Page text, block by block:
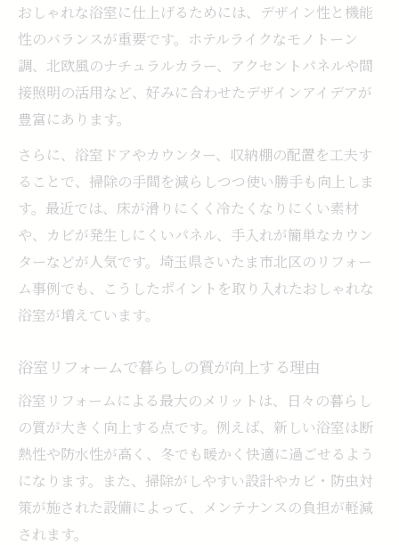
浴室リフォームでリラックスできる工夫が
満載
浴室リフォームで生活感を抑えるデザイン
術
浴室リフォームで快適な入浴時間を手に入
れる
TOTOとLIXILの違いがわかる浴室比較ポイン
ト
浴室リフォームで重視したいメーカー比較
の視点
浴室リフォーム選びで迷うTOTOとLIXILの
浴室リフォームで見るべき機能性と価格の
比較
浴室リフォームで注目したい掃除のしやす
さ比較
バリアフリーも叶う最新浴室リフォームの魅力
おしゃれな浴室に仕上げるためには、デザイン性と機能
性のバランスが重要です。ホテルライクなモノトーン
調、北欧風のナチュラルカラー、アクセントパネルや間
接照明の活用など、好みに合わせたデザインアイデアが
豊富にあります。
さらに、浴室ドアやカウンター、収納棚の配置を工夫す
ることで、掃除の手間を減らしつつ使い勝手も向上しま
す。最近では、床が滑りにくく冷たくなりにくい素材
や、カビが発生しにくいパネル、手入れが簡単なカウン
ターなどが人気です。埼玉県さいたま市北区のリフォー
ム事例でも、こうしたポイントを取り入れたおしゃれな
浴室が増えています。
浴室リフォームで暮らしの質が向上する理由
浴室リフォームによる最大のメリットは、日々の暮らし
の質が大きく向上する点です。例えば、新しい浴室は断
熱性や防水性が高く、冬でも暖かく快適に過ごせるよう
になります。また、掃除がしやすい設計やカビ・防虫対
策が施された設備によって、メンテナンスの負担が軽減
されます。